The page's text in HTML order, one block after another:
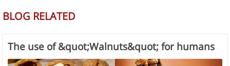
BLOG RELATED
The use of &quot;Walnuts&quot; for humans